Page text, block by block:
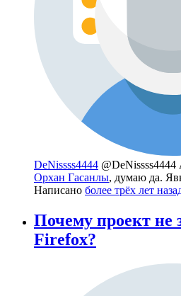
DeNissss4444 @DeNissss4444
Орхан Гасанлы, думаю да.
Написано более трёх лет
Почему проект не
Firefox?